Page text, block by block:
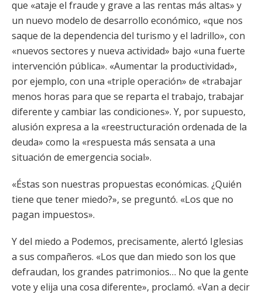
que «ataje el fraude y grave a las rentas más altas» y
un nuevo modelo de desarrollo económico, «que nos
saque de la dependencia del turismo y el ladrillo», con
«nuevos sectores y nueva actividad» bajo «una fuerte
intervención pública». «Aumentar la productividad»,
por ejemplo, con una «triple operación» de «trabajar
menos horas para que se reparta el trabajo, trabajar
diferente y cambiar las condiciones». Y, por supuesto,
alusión expresa a la «reestructuración ordenada de la
deuda» como la «respuesta más sensata a una
situación de emergencia social».
«Éstas son nuestras propuestas económicas. ¿Quién
tiene que tener miedo?», se preguntó. «Los que no
pagan impuestos».
Y del miedo a Podemos, precisamente, alertó Iglesias
a sus compañeros. «Los que dan miedo son los que
defraudan, los grandes patrimonios… No que la gente
vote y elija una cosa diferente», proclamó. «Van a decir